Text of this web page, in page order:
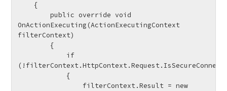
        public override void
OnActionExecuting(ActionExecutingContext
filterContext)
filterContext.Result = new